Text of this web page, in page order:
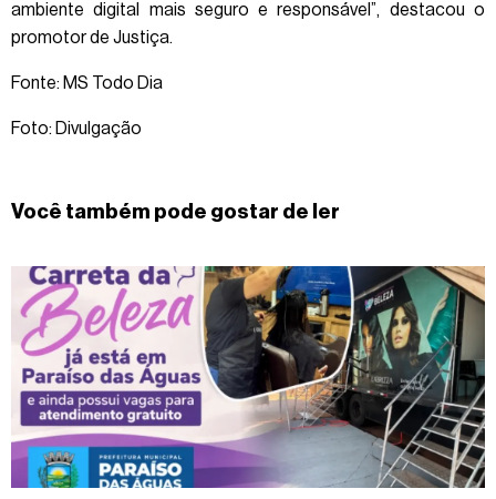
ambiente digital mais seguro e responsável”, destacou o
promotor de Justiça.
Fonte: MS Todo Dia
Foto: Divulgação
Você também pode gostar de ler